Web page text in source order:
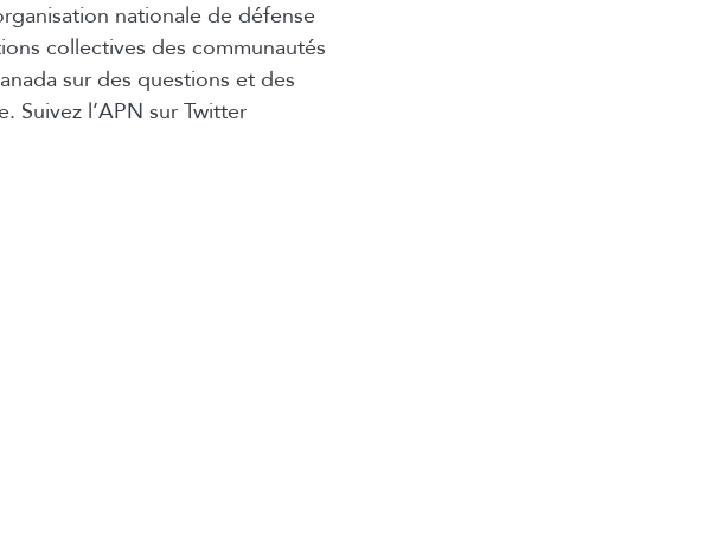
nationale de défense
collectives des communautés
sur des questions et des
Suivez l’APN sur Twitter